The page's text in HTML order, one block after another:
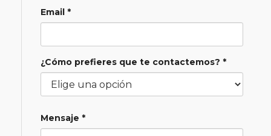
Email *
¿Cómo prefieres que te contactemos? *
Mensaje *